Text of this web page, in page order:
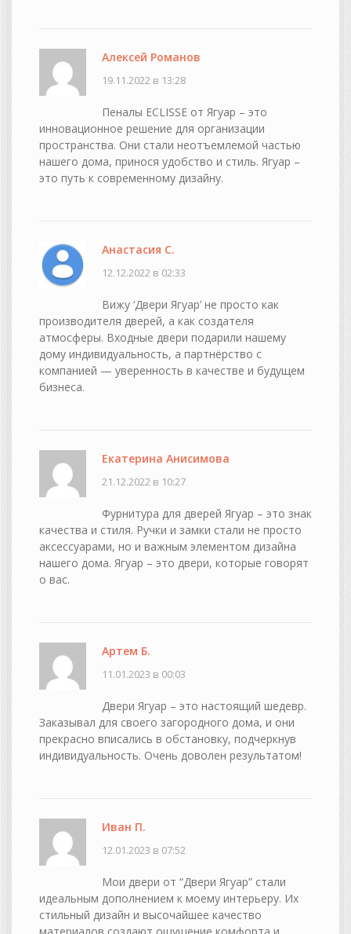
Алексей Романов
19.11.2022 в 13:28
Пеналы ECLISSE от Ягуар – это
инновационное решение для организации
пространства. Они стали неотъемлемой частью
нашего дома, принося удобство и стиль. Ягуар –
это путь к современному дизайну.
Анастасия С.
12.12.2022 в 02:33
Вижу ‘Двери Ягуар’ не просто как
производителя дверей, а как создателя
атмосферы. Входные двери подарили нашему
дому индивидуальность, а партнёрство с
компанией — уверенность в качестве и будущем
бизнеса.
Екатерина Анисимова
21.12.2022 в 10:27
Фурнитура для дверей Ягуар – это знак
качества и стиля. Ручки и замки стали не просто
аксессуарами, но и важным элементом дизайна
нашего дома. Ягуар – это двери, которые говорят
о вас.
Артем Б.
11.01.2023 в 00:03
Двери Ягуар – это настоящий шедевр.
Заказывал для своего загородного дома, и они
прекрасно вписались в обстановку, подчеркнув
индивидуальность. Очень доволен результатом!
Иван П.
12.01.2023 в 07:52
Мои двери от “Двери Ягуар” стали
идеальным дополнением к моему интерьеру. Их
стильный дизайн и высочайшее качество